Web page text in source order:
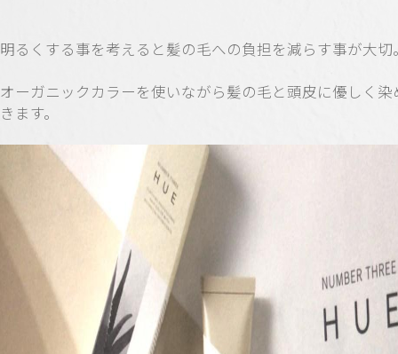
明るくする事を考えると髪の毛への負担を減らす事が大切
オーガニックカラーを使いながら髪の毛と頭皮に優しく染
きます。